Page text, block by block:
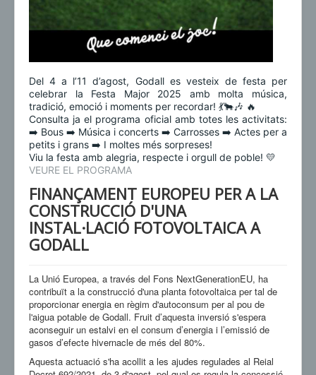
Del 4 a l’11 d’agost, Godall es vesteix de festa per
celebrar la Festa Major 2025 amb molta música,
tradició, emoció i moments per recordar! 💃🐂🎶 🔥
Consulta ja el programa oficial amb totes les activitats:
➡️ Bous ➡️ Música i concerts ➡️ Carrosses ➡️ Actes per a
petits i grans ➡️ I moltes més sorpreses!
Viu la festa amb alegria, respecte i orgull de poble! 💛
VEURE EL PROGRAMA
FINANÇAMENT EUROPEU PER A LA
CONSTRUCCIÓ D'UNA
INSTAL·LACIÓ FOTOVOLTAICA A
GODALL
La Unió Europea, a través del Fons NextGenerationEU, ha
contribuït a la construcció d'una planta fotovoltaica per tal de
proporcionar energia en règim d'autoconsum per al pou de
l'aigua potable de Godall. Fruit d’aquesta inversió s'espera
aconseguir un estalvi en el consum d’energia i l’emissió de
gasos d’efecte hivernacle de més del 80%.
Aquesta actuació s'ha acollit a les ajudes regulades al Reial